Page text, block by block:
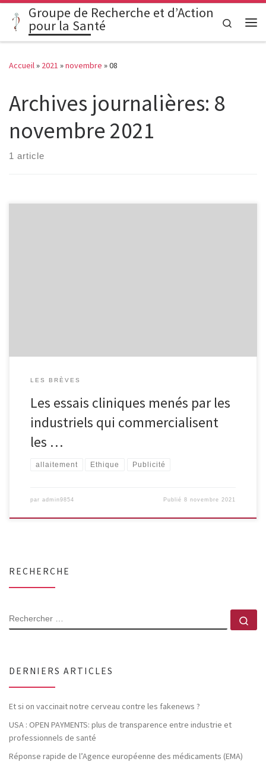
Passer au contenu
Groupe de Recherche et d’Action
pour la Santé
Search
Accueil» 2021 »novembre »08
Archives journalières: 8
novembre 2021
1 article
LES BRÈVES
Les essais cliniques menés par les
industriels qui commercialisent
les …
allaitement Ethique Publicité
par admin9854 Publié8 novembre 2021
RECHERCHE
RECHERCHER
DERNIERS ARTICLES
Et si on vaccinait notre cerveau contre les fakenews ?
USA : OPEN PAYMENTS: plus de transparence entre industrie et
professionnels de santé
Réponse rapide de l’Agence européenne des médicaments (EMA)